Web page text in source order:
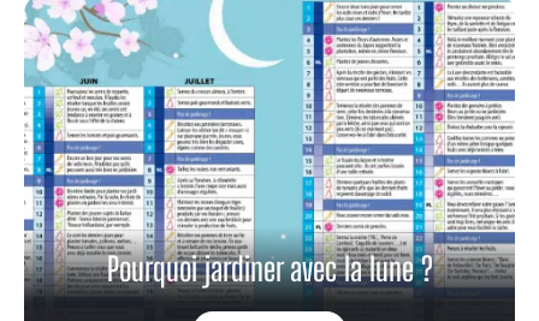
Pourquoi jardiner avec la lune ?